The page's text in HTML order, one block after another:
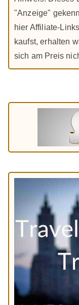
"Anzeige"
hier Affiliate-
kaufst, erhalten
sich am Preis